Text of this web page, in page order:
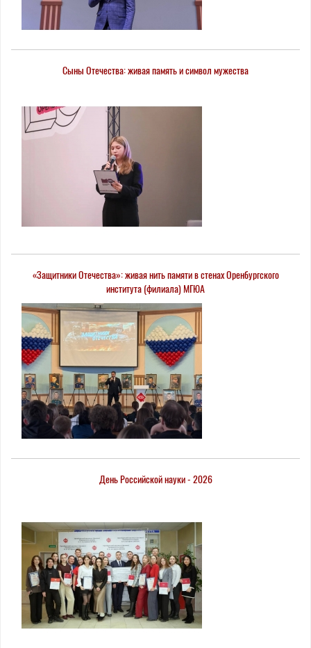
Сыны Отечества: живая память и символ мужества
«Защитники Отечества»: живая нить памяти в стенах Оренбургского
института (филиала) МГЮА
День Российской науки - 2026